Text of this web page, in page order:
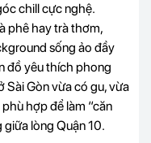
chill cực nghệ.
phê hay trà thơm,
sống ảo đầy
đồ yêu thích phong
Sài Gòn vừa có gu, vừa
hợp để làm “căn
lòng Quận 10.